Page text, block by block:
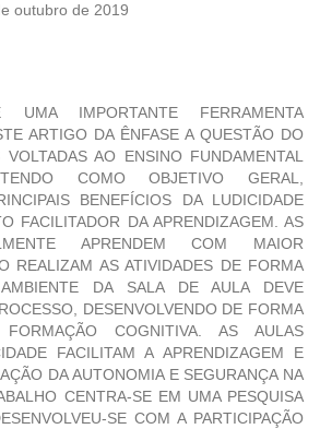
outubro de 2019
IMPORTANTE FERRAMENTA
ARTIGO DA ÊNFASE A QUESTÃO DO
AO ENSINO FUNDAMENTAL
COMO OBJETIVO GERAL,
BENEFÍCIOS DA LUDICIDADE
FACILITADOR DA APRENDIZAGEM. AS
APRENDEM COM MAIOR
REALIZAM AS ATIVIDADES DE FORMA
DA SALA DE AULA DEVE
DESENVOLVENDO DE FORMA
FORMAÇÃO COGNITIVA. AS AULAS
FACILITAM A APRENDIZAGEM E
DA AUTONOMIA E SEGURANÇA NA
CENTRA-SE EM UMA PESQUISA
SE COM A PARTICIPAÇÃO